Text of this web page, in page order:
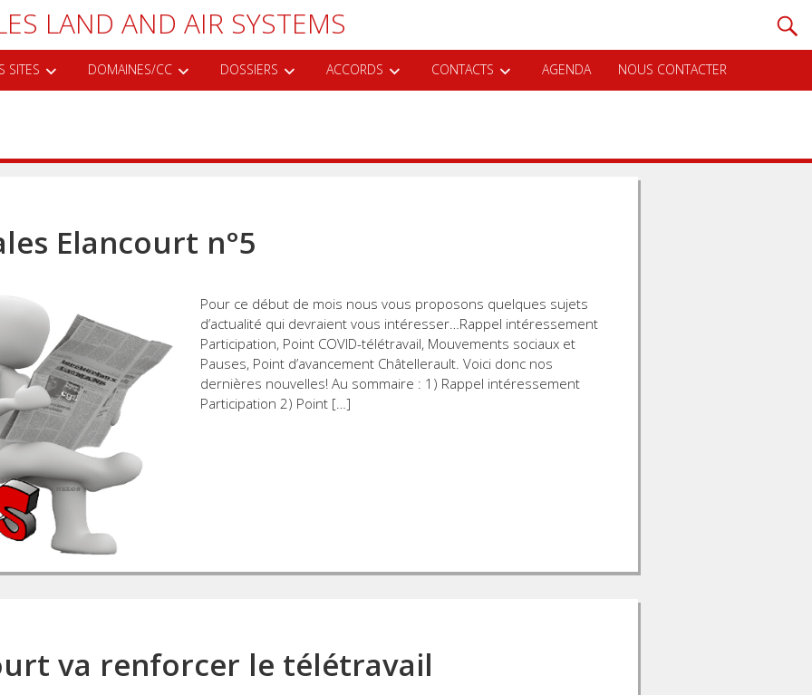
LAND AND AIR SYSTEMS
SITES DOMAINES/CC DOSSIERS ACCORDS CONTACTS AGENDA NOUS CONTACTER
Elancourt n°5
Pour ce début de mois nous vous proposons quelques sujets
d’actualité qui devraient vous intéresser…Rappel intéressement
Participation, Point COVID-télétravail, Mouvements sociaux et
Pauses, Point d’avancement Châtellerault. Voici donc nos
dernières nouvelles! Au sommaire : 1) Rappel intéressement
Participation 2) Point […]
va renforcer le télétravail